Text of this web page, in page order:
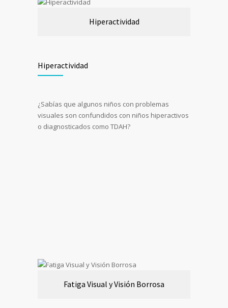
Hiperactividad
Hiperactividad
¿Sabías que algunos niños con problemas
visuales son confundidos con niños hiperactivos
o diagnosticados como TDAH?
Fatiga Visual y Visión Borrosa